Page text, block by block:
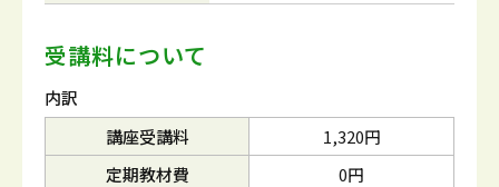
受講料について
内訳
講座受講料
1,320円
定期教材費
0円